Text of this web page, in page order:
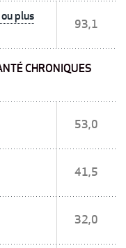
plus
93,1
CHRONIQUES
53,0
41,5
32,0